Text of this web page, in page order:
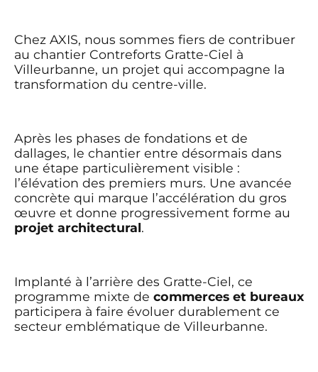
Chez AXIS, nous sommes fiers de contribuer
au chantier Contreforts Gratte-Ciel à
Villeurbanne, un projet qui accompagne la
transformation du centre-ville.
Après les phases de fondations et de
dallages, le chantier entre désormais dans
une étape particulièrement visible :
l’élévation des premiers murs. Une avancée
concrète qui marque l’accélération du gros
œuvre et donne progressivement forme au
projet architectural.
Implanté à l’arrière des Gratte-Ciel, ce
programme mixte de commerces et bureaux
participera à faire évoluer durablement ce
secteur emblématique de Villeurbanne.